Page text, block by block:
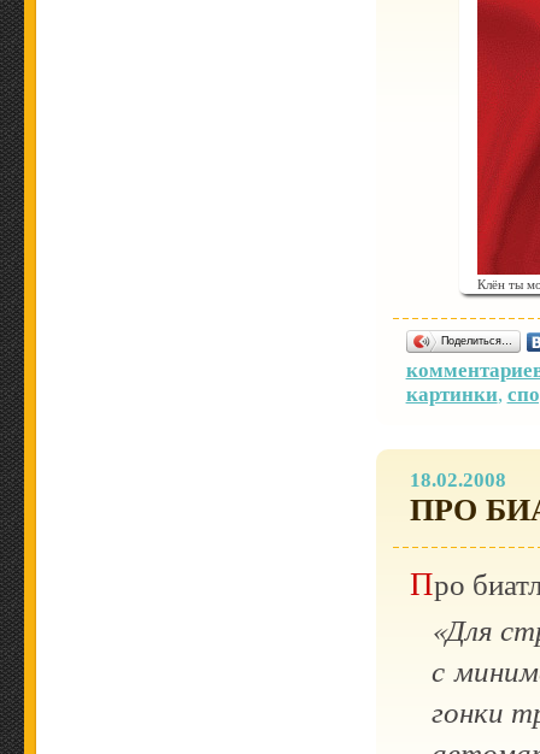
Клён ты
Поделиться…
картинки,
18.02.2008
ПРО
Про
«Для
с
гонки